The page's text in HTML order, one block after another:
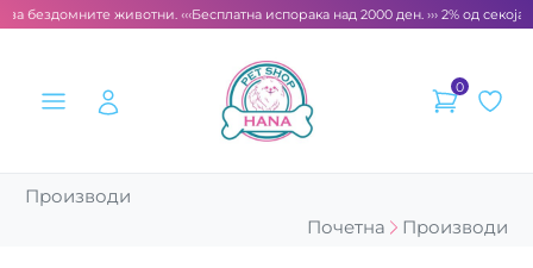
бездомните животни. ‹‹‹ Бесплатна испорака над 2000 ден. ››› 2% од секоја
0
Производи
Почетна
Производи